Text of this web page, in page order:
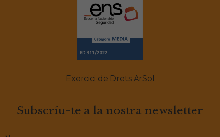
Exercici de Drets ArSol
Subscríu-te a la nostra newsletter